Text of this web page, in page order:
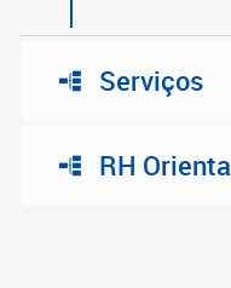
Serviços
RH Orienta